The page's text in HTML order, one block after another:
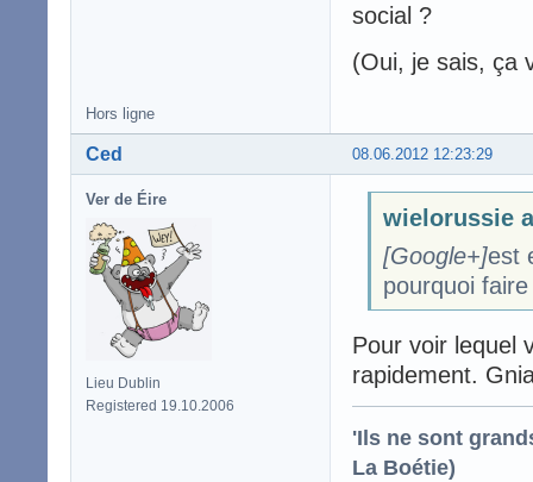
social ?
(Oui, je sais, ça
Hors ligne
08.06.2012 12:23:29
Ced
Ver de Éire
Lieu Dublin
Registered 19.10.2006
wielorussie
[Google+]est
pourquoi
Pour voir lequel
rapidement.
'Ils ne sont
La Boétie)